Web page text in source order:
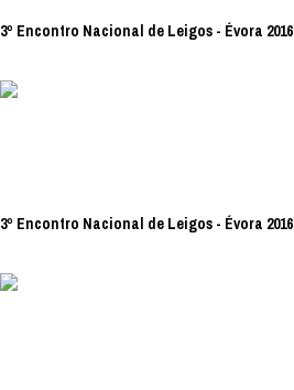
3º Encontro Nacional de Leigos - Évora 2016
3º Encontro Nacional de Leigos - Évora 2016